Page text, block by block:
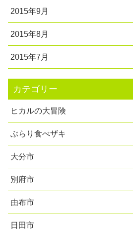
2015年9月
2015年8月
2015年7月
カテゴリー
ヒカルの大冒険
ぶらり食べザキ
大分市
別府市
由布市
日田市